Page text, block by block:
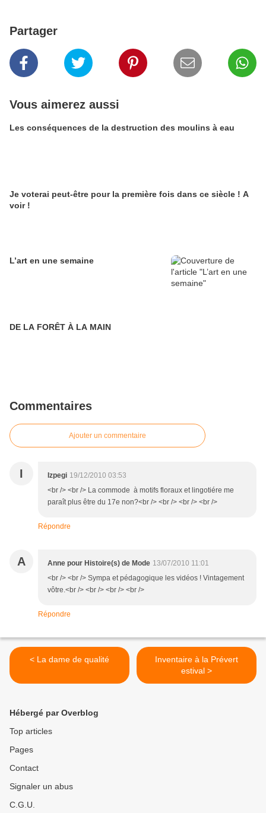
Partager
Vous aimerez aussi
Les conséquences de la destruction des moulins à eau
Je voterai peut-être pour la première fois dans ce siècle ! A
voir !
L’art en une semaine
DE LA FORÊT À LA MAIN
Commentaires
Ajouter un commentaire
I Izpegi 19/12/2010 03:53
<br /> <br /> La commode à motifs floraux et lingotiére me
paraît plus être du 17e non?<br /> <br /> <br /> <br />
Répondre
A Anne pour Histoire(s) de Mode 13/07/2010 11:01
<br /> <br /> Sympa et pédagogique les vidéos ! Vintagement
vôtre.<br /> <br /> <br /> <br />
Répondre
< La dame de qualité
Inventaire à la Prévert
estival >
Hébergé par Overblog
Top articles
Pages
Contact
Signaler un abus
C.G.U.